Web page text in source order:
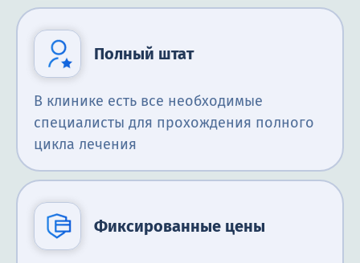
Полный штат
В клинике есть все необходимые
специалисты для прохождения полного
цикла лечения
Фиксированные цены